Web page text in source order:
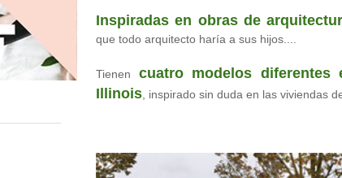
Inspiradas en obras de
que todo arquitecto haría a sus hijos....
Tienen cuatro modelos diferentes
Illinois , inspirado sin duda en las viviendas